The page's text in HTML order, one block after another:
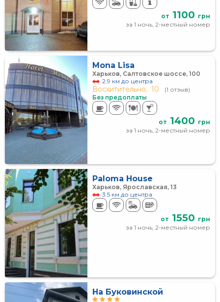
от 1100 грн
за 1 ночь, 2-местный номер
Mona Lisa
Харьков, Салтовское шоссе, 100
2.9 км до центра
Восхитительно, 10
(1 отзыв)
Без предоплаты
от 1400 грн
за 1 ночь, 2-местный номер
Paloma House
Харьков, Ярославская, 13
3.5 км до центра
от 1550 грн
за 1 ночь, 2-местный номер
На Буковинской